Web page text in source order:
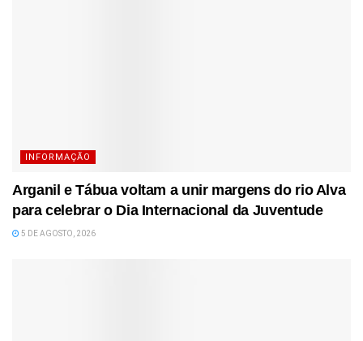
INFORMAÇÃO
Arganil e Tábua voltam a unir margens do rio Alva
para celebrar o Dia Internacional da Juventude
5 DE AGOSTO, 2026